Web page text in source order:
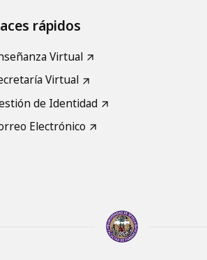
rápidos
Virtual
Virtual
de Identidad
Electrónico